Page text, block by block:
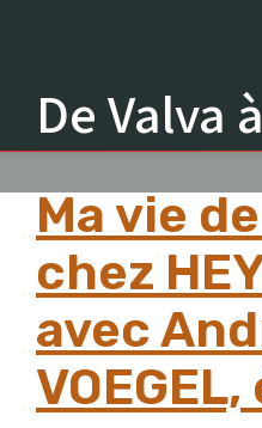
De Valva
Ma vie
chez
avec